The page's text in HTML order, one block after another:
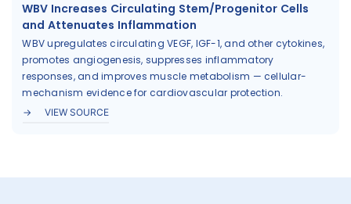
WBV Increases Circulating Stem/Progenitor Cells
and Attenuates Inflammation
WBV upregulates circulating VEGF, IGF-1, and other cytokines,
promotes angiogenesis, suppresses inflammatory
responses, and improves muscle metabolism — cellular-
mechanism evidence for cardiovascular protection.
VIEW SOURCE